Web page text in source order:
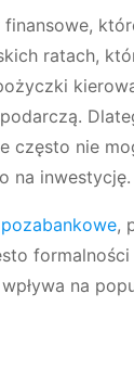
ratach,
często nie
na inwestycję.
,
na